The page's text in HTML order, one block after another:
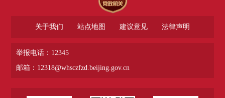
关于我们 站点地图 建议意见 法律声明
举报电话：12345
邮箱：12318@whsczfzd.beijing.gov.cn